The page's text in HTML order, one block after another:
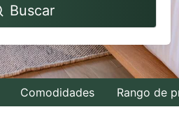
to
interact
with
the
Buscar
Comodidades Rango de